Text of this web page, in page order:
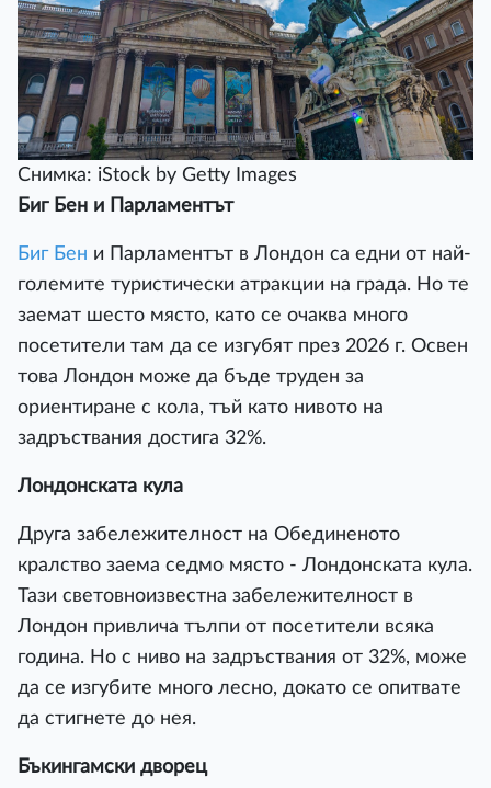
Снимка: iStock by Getty Images
Биг Бен и Парламентът
Биг Бен и Парламентът в Лондон са едни от най-
големите туристически атракции на града. Но те
заемат шесто място, като се очаква много
посетители там да се изгубят през 2026 г. Освен
това Лондон може да бъде труден за
ориентиране с кола, тъй като нивото на
задръствания достига 32%.
Лондонската кула
Друга забележителност на Обединеното
кралство заема седмо място - Лондонската кула.
Тази световноизвестна забележителност в
Лондон привлича тълпи от посетители всяка
година. Но с ниво на задръствания от 32%, може
да се изгубите много лесно, докато се опитвате
да стигнете до нея.
Бъкингамски дворец